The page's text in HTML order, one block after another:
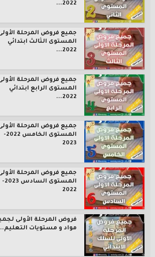
2022...
جميع فروض المرحلة
المستوى الثالث ابتدائي
2022...
جميع فروض المرحلة
المستوى الرابع ابتدائي
2022...
جميع فروض المرحلة
المستوى الخامس 2022-
2023
جميع فروض المرحلة
المستوى السادس 2023-
2022
فروض المرحلة الأولى
مواد و مستويات